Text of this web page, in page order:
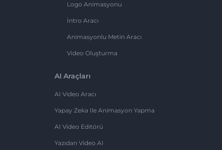
Logo Animasyonu
İntro Aracı
Animasyonlu Metin Aracı
Video Oluşturma
AI Araçları
AI Video Aracı
Yapay Zeka Ile Animasyon Yapma
AI Video Editörü
Yazıdan Video AI